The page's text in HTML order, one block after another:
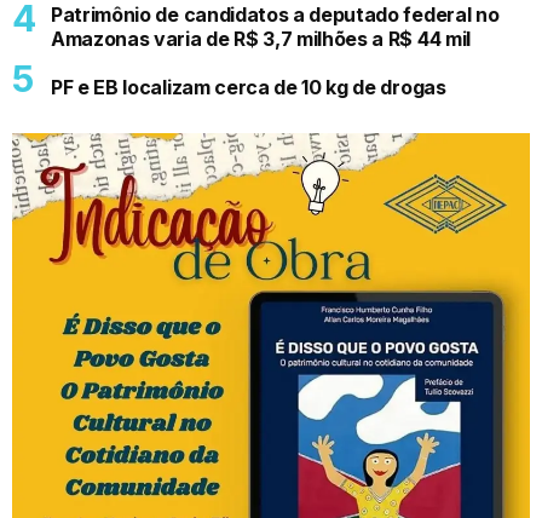
Patrimônio de candidatos a deputado federal no
Amazonas varia de R$ 3,7 milhões a R$ 44 mil
PF e EB localizam cerca de 10 kg de drogas